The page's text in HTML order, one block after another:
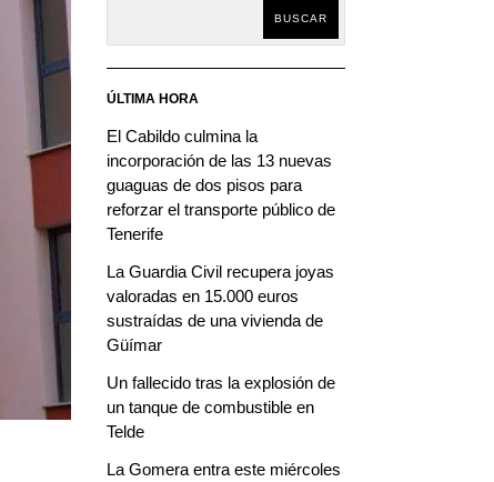
BUSCAR
ÚLTIMA HORA
El Cabildo culmina la
incorporación de las 13 nuevas
guaguas de dos pisos para
reforzar el transporte público de
Tenerife
La Guardia Civil recupera joyas
valoradas en 15.000 euros
sustraídas de una vivienda de
Güímar
Un fallecido tras la explosión de
un tanque de combustible en
Telde
La Gomera entra este miércoles